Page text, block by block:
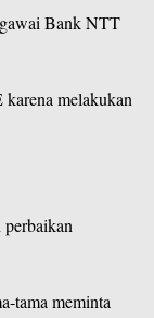
Bank NTT
melakukan
tama meminta